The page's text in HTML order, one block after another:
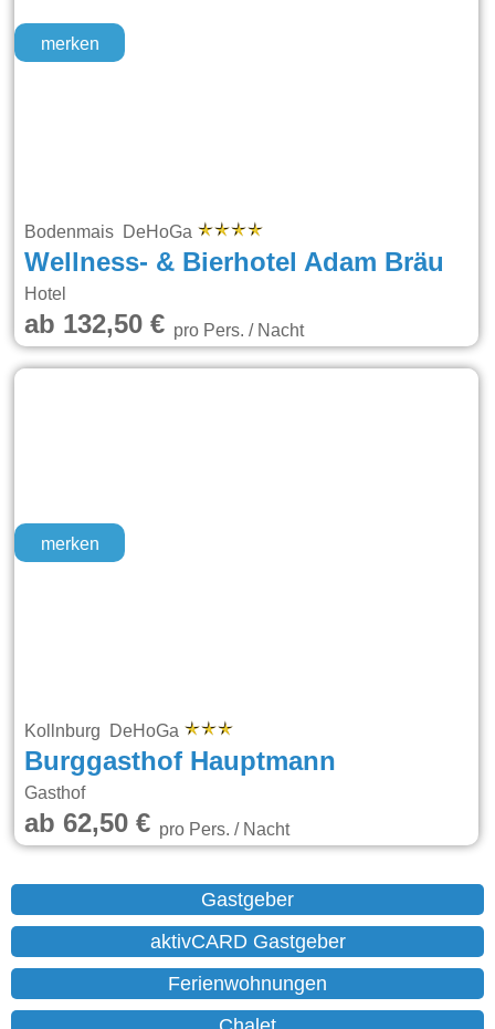
merken
Bodenmais DeHoGa
Wellness- & Bierhotel Adam Bräu
Hotel
ab 132,50 €pro Pers. / Nacht
merken
Kollnburg DeHoGa
Burggasthof Hauptmann
Gasthof
ab 62,50 €pro Pers. / Nacht
Gastgeber
aktivCARD Gastgeber
Ferienwohnungen